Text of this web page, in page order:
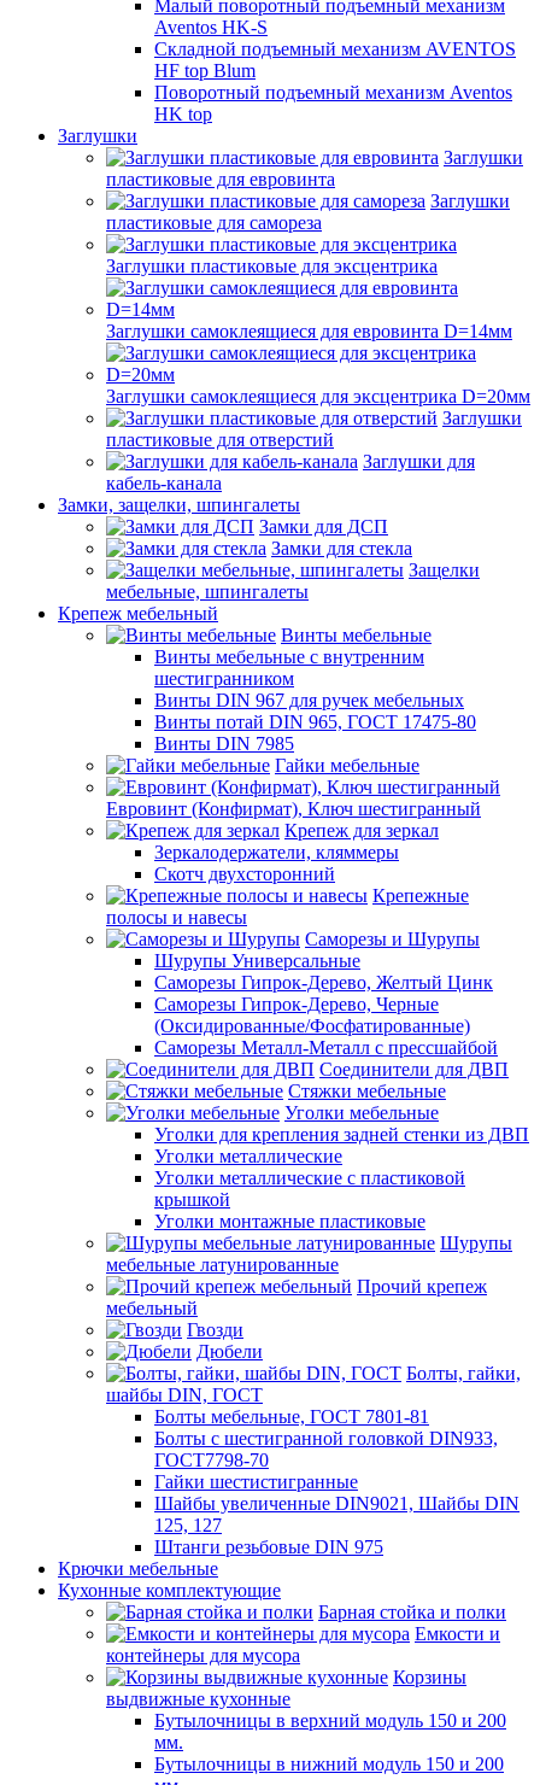
Малый поворотный подъемный механизм
Aventos HK-S
Складной подъемный механизм AVENTOS
HF top Blum
Поворотный подъемный механизм Aventos
HK top
Заглушки
Заглушки
пластиковые для евровинта
Заглушки
пластиковые для самореза
Заглушки пластиковые для эксцентрика
Заглушки самоклеящиеся для евровинта D=14мм
Заглушки самоклеящиеся для эксцентрика D=20мм
Заглушки
пластиковые для отверстий
Заглушки для
кабель-канала
Замки, защелки, шпингалеты
Замки для ДСП
Замки для стекла
Защелки
мебельные, шпингалеты
Крепеж мебельный
Винты мебельные
Винты мебельные с внутренним
шестигранником
Винты DIN 967 для ручек мебельных
Винты потай DIN 965, ГОСТ 17475-80
Винты DIN 7985
Гайки мебельные
Евровинт (Конфирмат), Ключ шестигранный
Крепеж для зеркал
Зеркалодержатели, кляммеры
Скотч двухсторонний
Крепежные
полосы и навесы
Саморезы и Шурупы
Шурупы Универсальные
Саморезы Гипрок-Дерево, Желтый Цинк
Саморезы Гипрок-Дерево, Черные
(Оксидированные/Фосфатированные)
Саморезы Металл-Металл с прессшайбой
Соединители для ДВП
Стяжки мебельные
Уголки мебельные
Уголки для крепления задней стенки из ДВП
Уголки металлические
Уголки металлические с пластиковой
крышкой
Уголки монтажные пластиковые
Шурупы
мебельные латунированные
Прочий крепеж
мебельный
Гвозди
Дюбели
Болты, гайки,
шайбы DIN, ГОСТ
Болты мебельные, ГОСТ 7801-81
Болты с шестигранной головкой DIN933,
ГОСТ7798-70
Гайки шестистигранные
Шайбы увеличенные DIN9021, Шайбы DIN
125, 127
Штанги резьбовые DIN 975
Крючки мебельные
Кухонные комплектующие
Барная стойка и полки
Емкости и
контейнеры для мусора
Корзины
выдвижные кухонные
Бутылочницы в верхний модуль 150 и 200
мм.
Бутылочницы в нижний модуль 150 и 200